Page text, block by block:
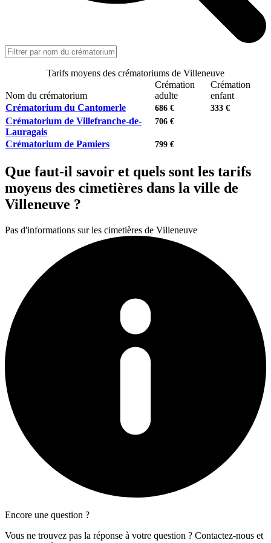
Tarifs moyens des crématoriums de Villeneuve
Nom du crématorium
Crémation
adulte
Crémation
enfant
Crématorium du Cantomerle
686 € 333 €
Crématorium de Villefranche-de-
Lauragais
706 €
Crématorium de Pamiers 799 €
Que faut-il savoir et quels sont les tarifs
moyens des cimetières dans la ville de
Villeneuve ?
Pas d'informations sur les cimetières de Villeneuve
Encore une question ?
Vous ne trouvez pas la réponse à votre question ? Contactez-nous et